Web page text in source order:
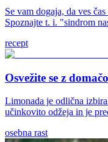
Se vam dogaja, da ves
Spoznajte t. i. "sindrom
recept
Osvežite se z
Limonada je odlična
učinkovito odžeja in je
osebna rast